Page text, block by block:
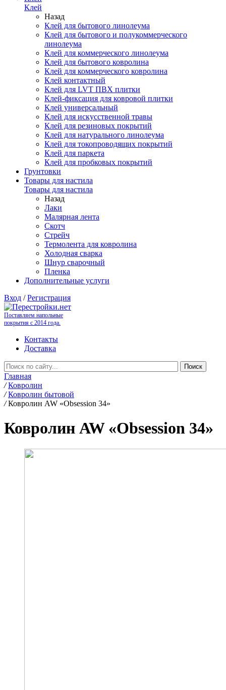
Клей
Назад
Клей для бытового линолеума
Клей для бытового и полукоммерческого
линолеума
Клей для коммерческого линолеума
Клей для бытового ковролина
Клей для коммерческого ковролина
Клей контактный
Клей для LVT ПВХ плитки
Клей-фиксация для ковровой плитки
Клей универсальный
Клей для искусственной травы
Клей для резиновых покрытий
Клей для натурального линолеума
Клей для токопроводящих покрытий
Клей для паркета
Клей для пробковых покрытий
Грунтовки
Товары для настила
Товары для настила
Назад
Лаки
Малярная лента
Скотч
Стрейч
Термолента для ковролина
Холодная сварка
Шнур сварочный
Пленка
Дополнительные услуги
Вход /Регистрация
Поставляем напольные
покрытия с 2014 года.
Контакты
Доставка
Главная
/ Ковролин
/ Ковролин бытовой
/ Ковролин AW «Obsession 34»
Ковролин AW «Obsession 34»